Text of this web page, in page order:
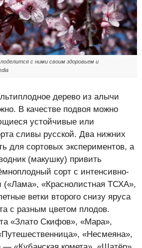
с ними своим здоровьем и
дерево из алычи
В качестве подвоя можно
устойчивые или
сливы русской. Два нижних
для сортовых экспериментов, а
(макушку) привить
сорт с интенсивно-
(«Лама», «Краснолистная ТСХА»,
ветки второго снизу яруса
с разным цветом плодов.
«Злато Скифов», «Мара»,
«Несмеяна»,